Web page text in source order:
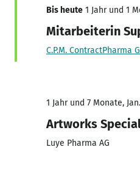
Bis heute 1 Jahr und 1
Mitarbeiterin
C.P.M. ContractPharma
1 Jahr und 7 Monate,
Artworks
Luye Pharma AG